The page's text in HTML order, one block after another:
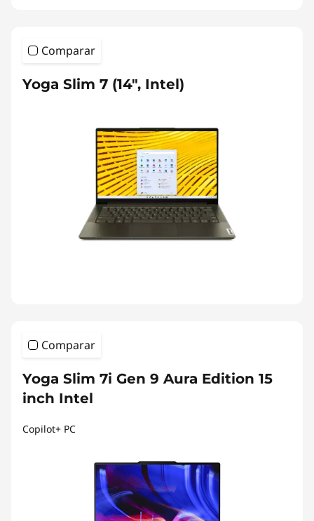
Comparar
Yoga Slim 7 (14", Intel)
Comparar
Yoga Slim 7i Gen 9 Aura Edition 15
inch Intel
Copilot+ PC